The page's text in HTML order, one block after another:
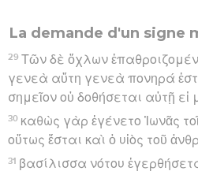
La demande d'un signe
29 Τῶν δὲ ὄχλων
γενεὰ αὕτη γενεὰ πονηρά
σημεῖον οὐ δοθήσεται αὐτῇ εἰ
30 καθὼς γὰρ ἐγένετο Ἰωνᾶς
οὕτως ἔσται καὶ ὁ υἱὸς τοῦ
31 βασίλισσα νότου